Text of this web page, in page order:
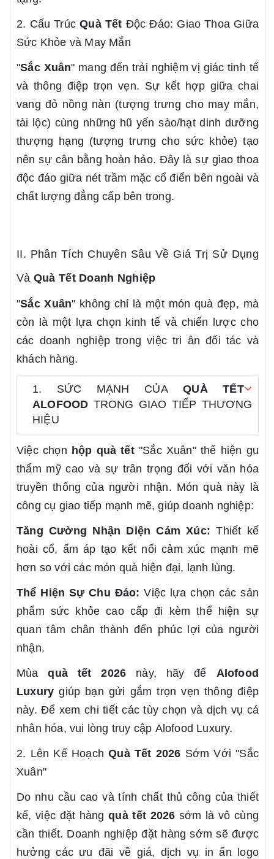
2. Cấu TrúcQuà Tết Độc Đáo: Giao Thoa Giữa
Sức Khỏe và May Mắn
"Sắc Xuân" mang đến trải nghiệm vị giác tinh tế
và thông điệp trọn vẹn. Sự kết hợp giữa chai
vang đỏ nồng nàn (tượng trưng cho may mắn,
tài lộc) cùng những hũ yến sào/hạt dinh dưỡng
thượng hạng (tượng trưng cho sức khỏe) tạo
nên sự cân bằng hoàn hảo. Đây là sự giao thoa
độc đáo giữa nét trầm mặc cổ điển bên ngoài và
chất lượng đẳng cấp bên trong.
II. Phân Tích Chuyên Sâu Về Giá Trị Sử Dụng
Và Quà Tết Doanh Nghiệp
"Sắc Xuân" không chỉ là một món quà đẹp, mà
còn là một lựa chọn kinh tế và chiến lược cho
các doanh nghiệp trong việc tri ân đối tác và
khách hàng.
1. SỨC MẠNH CỦAQUÀ TẾT
ALOFOOD TRONG GIAO TIẾP THƯƠNG
HIỆU
Việc chọn hộp quà tết"Sắc Xuân" thể hiện gu
thẩm mỹ cao và sự trân trọng đối với văn hóa
truyền thống của người nhận. Món quà này là
công cụ giao tiếp mạnh mẽ, giúp doanh nghiệp:
Tăng Cường Nhận Diện Cảm Xúc: Thiết kế
hoài cổ, ấm áp tạo kết nối cảm xúc mạnh mẽ
hơn so với các món quà hiện đại, lạnh lùng.
Thể Hiện Sự Chu Đáo: Việc lựa chọn các sản
phẩm sức khỏe cao cấp đi kèm thể hiện sự
quan tâm chân thành đến phúc lợi của người
nhận.
Mùaquà tết 2026 này, hãy để Alofood
Luxury giúp bạn gửi gắm trọn vẹn thông điệp
này. Để xem chi tiết các tùy chọn và dịch vụ cá
nhân hóa, vui lòng truy cập Alofood Luxury.
2. Lên Kế HoạchQuà Tết 2026 Sớm Với "Sắc
Xuân"
Do nhu cầu cao và tính chất thủ công của thiết
kế, việc đặt hàngquà tết 2026 sớm là vô cùng
cần thiết. Doanh nghiệp đặt hàng sớm sẽ được
hưởng các ưu đãi về giá, dịch vụ in ấn logo